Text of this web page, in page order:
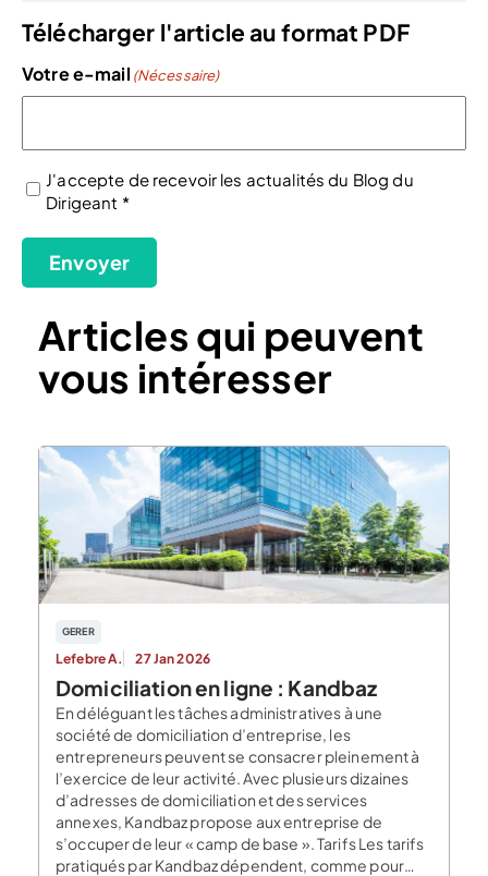
Télécharger l'article au format PDF
Votre e-mail (Nécessaire)
(Nécessaire)
J'accepte de recevoir les actualités du Blog du
Dirigeant *
Envoyer
Articles qui peuvent
vous intéresser
GERER
Lefebre A. 27 Jan 2026
Domiciliation en ligne : Kandbaz
En déléguant les tâches administratives à une
société de domiciliation d’entreprise, les
entrepreneurs peuvent se consacrer pleinement à
l’exercice de leur activité. Avec plusieurs dizaines
d’adresses de domiciliation et des services
annexes, Kandbaz propose aux entreprise de
s’occuper de leur « camp de base ». Tarifs Les tarifs
pratiqués par Kandbaz dépendent, comme pour